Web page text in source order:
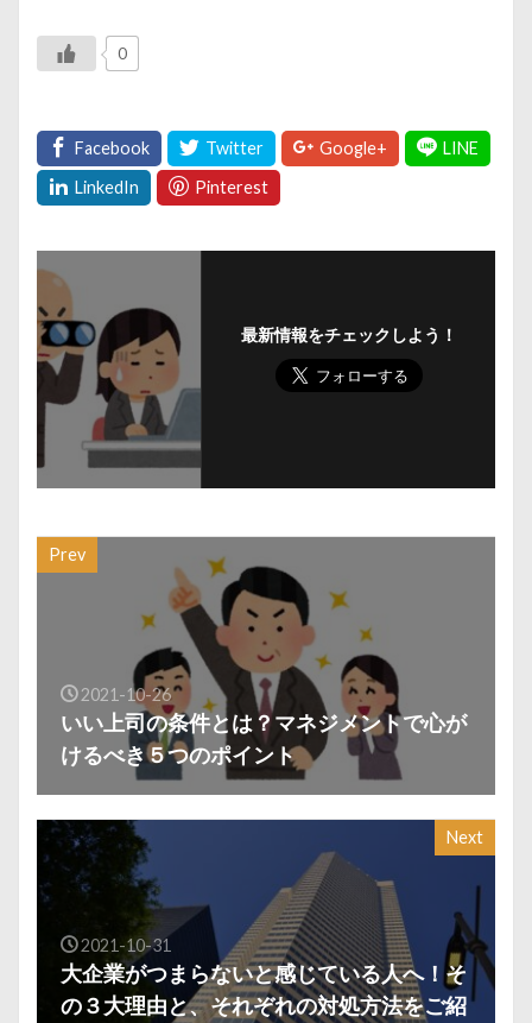
0
最新情報をチェックしよう！
Prev
2021-10-26
いい上司の条件とは？マネジメントで心が
けるべき５つのポイント
Next
2021-10-31
大企業がつまらないと感じている人へ！そ
の３大理由と、それぞれの対処方法をご紹